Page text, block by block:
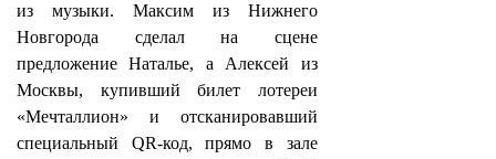
из музыки. Максим из Нижнего
Новгорода сделал на сцене
предложение Наталье, а Алексей из
Москвы, купивший билет лотереи
«Мечталлион» и отсканировавший
специальный QR‑код, прямо в зале